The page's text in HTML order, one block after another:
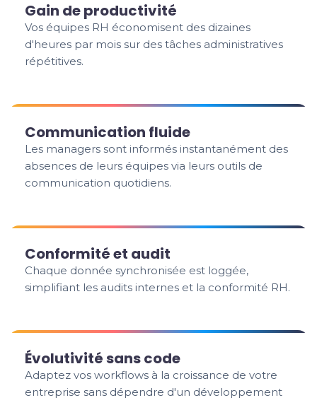
Gain de productivité
Vos équipes RH économisent des dizaines
d'heures par mois sur des tâches administratives
répétitives.
Communication fluide
Les managers sont informés instantanément des
absences de leurs équipes via leurs outils de
communication quotidiens.
Conformité et audit
Chaque donnée synchronisée est loggée,
simplifiant les audits internes et la conformité RH.
Évolutivité sans code
Adaptez vos workflows à la croissance de votre
entreprise sans dépendre d'un développement